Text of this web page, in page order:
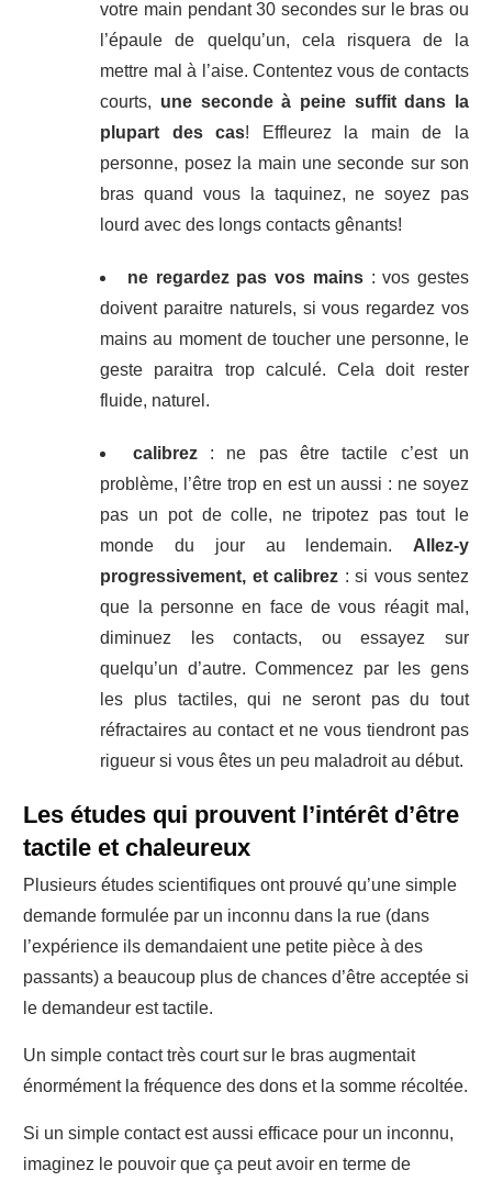
votre main pendant 30 secondes sur le bras ou
l’épaule de quelqu’un, cela risquera de la
mettre mal à l’aise. Contentez vous de contacts
courts, une seconde à peine suffit dans la
plupart des cas! Effleurez la main de la
personne, posez la main une seconde sur son
bras quand vous la taquinez, ne soyez pas
lourd avec des longs contacts gênants!
ne regardez pas vos mains : vos gestes
doivent paraitre naturels, si vous regardez vos
mains au moment de toucher une personne, le
geste paraitra trop calculé. Cela doit rester
fluide, naturel.
calibrez: ne pas être tactile c’est un
problème, l’être trop en est un aussi : ne soyez
pas un pot de colle, ne tripotez pas tout le
monde du jour au lendemain. Allez-y
progressivement, et calibrez : si vous sentez
que la personne en face de vous réagit mal,
diminuez les contacts, ou essayez sur
quelqu’un d’autre. Commencez par les gens
les plus tactiles, qui ne seront pas du tout
réfractaires au contact et ne vous tiendront pas
rigueur si vous êtes un peu maladroit au début.
Les études qui prouvent l’intérêt d’être
tactile et chaleureux
Plusieurs études scientifiques ont prouvé qu’une simple
demande formulée par un inconnu dans la rue (dans
l’expérience ils demandaient une petite pièce à des
passants) a beaucoup plus de chances d’être acceptée si
le demandeur est tactile.
Un simple contact très court sur le bras augmentait
énormément la fréquence des dons et la somme récoltée.
Si un simple contact est aussi efficace pour un inconnu,
imaginez le pouvoir que ça peut avoir en terme de